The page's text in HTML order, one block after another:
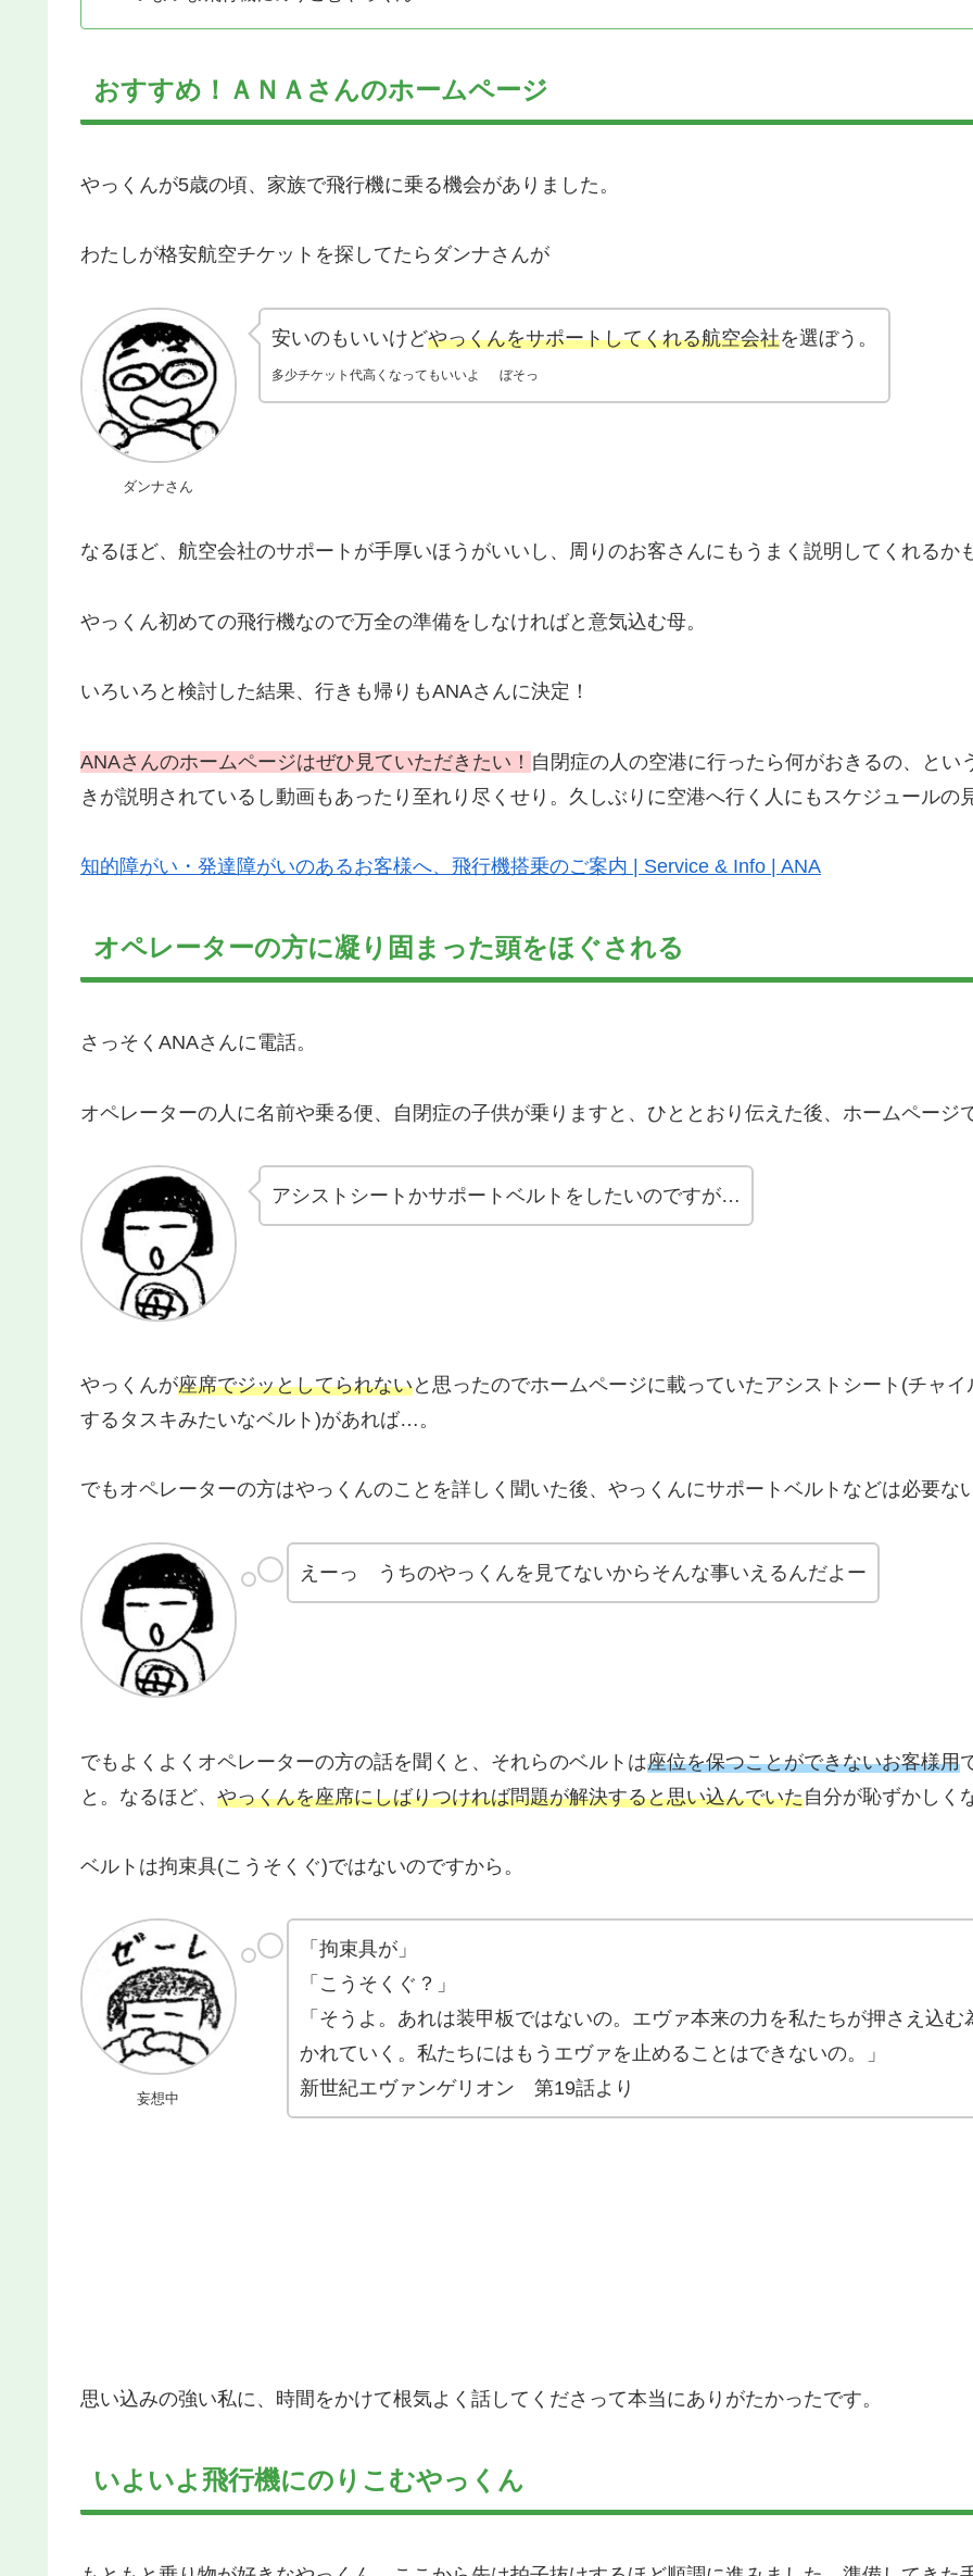
おすすめ！ＡＮＡさんのホームページ
やっくんが5歳の頃、家族で飛行機に乗る機会がありました。
わたしが格安航空チケットを探してたらダンナさんが
ダンナさん
安いのもいいけどやっくんをサポートしてくれる航空会社を選ぼう。
多少チケット代高くなってもいいよ ぼそっ
なるほど、航空会社のサポートが手厚いほうがいいし、周りのお客さんにもうまく説明してくれるか
やっくん初めての飛行機なので万全の準備をしなければと意気込む母。
いろいろと検討した結果、行きも帰りもANAさんに決定！
ANAさんのホームページはぜひ見ていただきたい！ 自閉症の人の空港に行ったら何がおきるの、と
きが説明されているし動画もあったり至れり尽くせり。久しぶりに空港へ行く人にもスケジュールの
知的障がい・発達障がいのあるお客様へ、飛行機搭乗のご案内 | Service & Info | ANA
オペレーターの方に凝り固まった頭をほぐされる
さっそくANAさんに電話。
オペレーターの人に名前や乗る便、自閉症の子供が乗りますと、ひととおり伝えた後、ホームページ
アシストシートかサポートベルトをしたいのですが…
やっくんが座席でジッとしてられないと思ったのでホームページに載っていたアシストシート(チャ
するタスキみたいなベルト)があれば…。
でもオペレーターの方はやっくんのことを詳しく聞いた後、やっくんにサポートベルトなどは必要な
えーっ うちのやっくんを見てないからそんな事いえるんだよー
でもよくよくオペレーターの方の話を聞くと、それらのベルトは座位を保つことができないお客様用
と。なるほど、 やっくんを座席にしばりつければ問題が解決すると思い込んでいた自分が恥ずかしく
ベルトは拘束具(こうそくぐ)ではないのですから。
妄想中
「拘束具が」
「こうそくぐ？」
「そうよ。あれは装甲板ではないの。エヴァ本来の力を私たちが押さえ込
かれていく。私たちにはもうエヴァを止めることはできないの。」
新世紀エヴァンゲリオン 第19話より
思い込みの強い私に、時間をかけて根気よく話してくださって本当にありがたかったです。
いよいよ飛行機にのりこむやっくん